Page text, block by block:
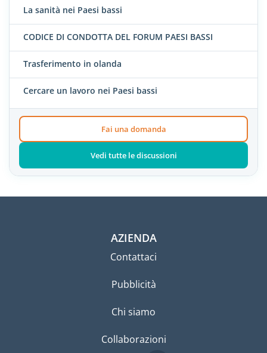
La sanità nei Paesi bassi
CODICE DI CONDOTTA DEL FORUM PAESI BASSI
Trasferimento in olanda
Cercare un lavoro nei Paesi bassi
Fai una domanda
Vedi tutte le discussioni
AZIENDA
Contattaci
Pubblicità
Chi siamo
Collaborazioni